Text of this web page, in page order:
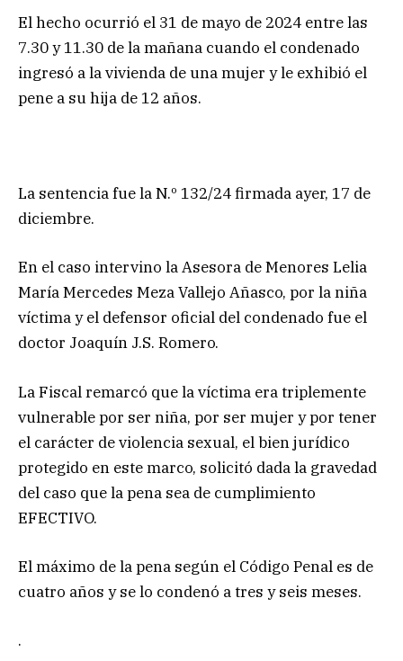
El hecho ocurrió el 31 de mayo de 2024 entre las
7.30 y 11.30 de la mañana cuando el condenado
ingresó a la vivienda de una mujer y le exhibió el
pene a su hija de 12 años.
La sentencia fue la N.º 132/24 firmada ayer, 17 de
diciembre.
En el caso intervino la Asesora de Menores Lelia
María Mercedes Meza Vallejo Añasco, por la niña
víctima y el defensor oficial del condenado fue el
doctor Joaquín J.S. Romero.
La Fiscal remarcó que la víctima era triplemente
vulnerable por ser niña, por ser mujer y por tener
el carácter de violencia sexual, el bien jurídico
protegido en este marco, solicitó dada la gravedad
del caso que la pena sea de cumplimiento
EFECTIVO.
El máximo de la pena según el Código Penal es de
cuatro años y se lo condenó a tres y seis meses.
.